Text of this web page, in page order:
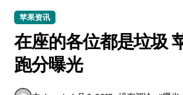
苹果资讯
在座的各位都是垃圾
跑分曝光